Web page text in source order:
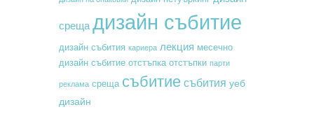
среща дизайн събитие
дизайн събития кариера лекция месечно
дизайн събитие отстъпка отстъпки парти
реклама среща събитие събития уеб
дизайн